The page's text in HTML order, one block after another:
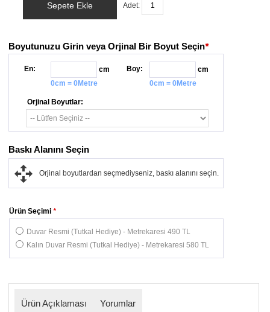
Sepete Ekle Adet:
Boyutunuzu Girin veya Orjinal Bir Boyut Seçin*
En:
cm
0cm = 0Metre
Boy:
cm
0cm = 0Metre
Orjinal Boyutlar:
*
Ürün Seçimi
Duvar Resmi (Tutkal Hediye) - Metrekaresi 490 TL
Kalın Duvar Resmi (Tutkal Hediye) - Metrekaresi 580 TL
Baskı Alanını Seçin
Orjinal boyutlardan seçmediyseniz, baskı alanını seçin.
Ürün Açıklaması Yorumlar